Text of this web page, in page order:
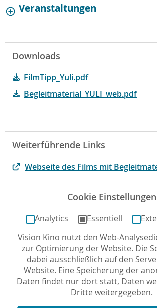
Veranstaltungen
Downloads
FilmTipp_Yuli.pdf
Begleitmaterial_YULI_web.pdf
Weiterführende Links
Webseite des Films mit
Begründung der fbw
Der Film bei filmportal.de
Autor*in: Reinhard Kleber , 23.12.2018 ,
Aktualisierung: 08.11.2022
Cookie Einstellungen
Analytics Essentiell
Vision Kino nutzt den Web-
zur Optimierung der Website. Die
dabei ausschließlich auf den
Website. Eine Speicherung der
Daten findet nur dort statt, Daten
Dritte weitergegeben.